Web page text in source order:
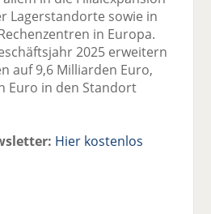
Lagerstandorte sowie in
in Europa.
2025 erweitern
auf 9,6 Milliarden Euro,
Euro in den Standort
Hier kostenlos